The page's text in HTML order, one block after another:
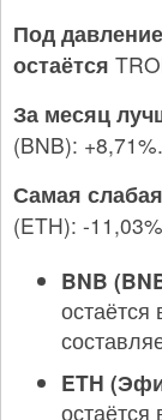
Под
остаётся
За месяц
(BNB): +8,71%.
Самая
(ETH): -
BNB
ETH